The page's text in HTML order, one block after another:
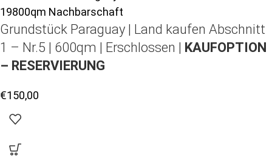
Grundstück Paraguay | Land kaufen Abschnitt
1 – Nr.5 | 600qm | Erschlossen | KAUFOPTION
– RESERVIERUNG
€150,00